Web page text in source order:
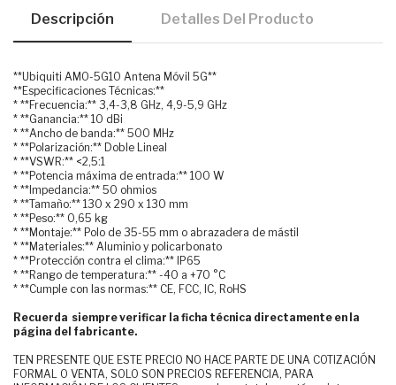
Descripción Detalles Del Producto
**Ubiquiti AMO-5G10 Antena Móvil 5G**
**Especificaciones Técnicas:**
* **Frecuencia:** 3,4-3,8 GHz, 4,9-5,9 GHz
* **Ganancia:** 10 dBi
* **Ancho de banda:** 500 MHz
* **Polarización:** Doble Lineal
* **VSWR:** <2,5:1
* **Potencia máxima de entrada:** 100 W
* **Impedancia:** 50 ohmios
* **Tamaño:** 130 x 290 x 130 mm
* **Peso:** 0,65 kg
* **Montaje:** Polo de 35-55 mm o abrazadera de mástil
* **Materiales:** Aluminio y policarbonato
* **Protección contra el clima:** IP65
* **Rango de temperatura:** -40 a +70 °C
* **Cumple con las normas:** CE, FCC, IC, RoHS
Recuerda siempre verificar la ficha técnica directamente en la
página del fabricante.
TEN PRESENTE QUE ESTE PRECIO NO HACE PARTE DE UNA COTIZACIÓN
FORMAL O VENTA, SOLO SON PRECIOS REFERENCIA, PARA